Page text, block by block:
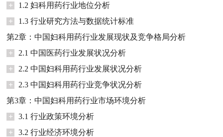
+
1.2 妇科用药行业地位分析
+
1.3 行业研究方法与数据统计标准
第2章：中国妇科用药行业发展现状及竞争格局分析
+
2.1 中国医药行业发展状况分析
+
2.2 中国妇科用药行业发展状况分析
+
2.3 中国妇科用药行业竞争状况分析
第3章：中国妇科用药行业市场环境分析
+
3.1 行业政策环境分析
+
3.2 行业经济环境分析